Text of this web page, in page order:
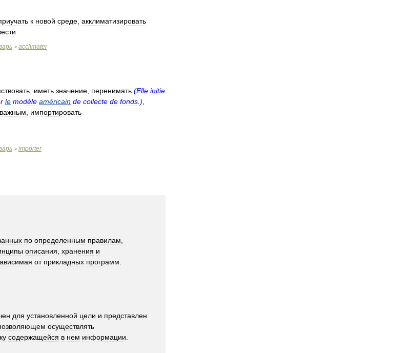
к новой среде акклиматизировать
> acclimater
иметь значение перенимать (Elle initie
le modèle américain de collecte de fonds .)
важным
импортировать
> importer
по определенным правилам
описания хранения и
от прикладных программ
для установленной цели и представлен
осуществлять
содержащейся в нем информации